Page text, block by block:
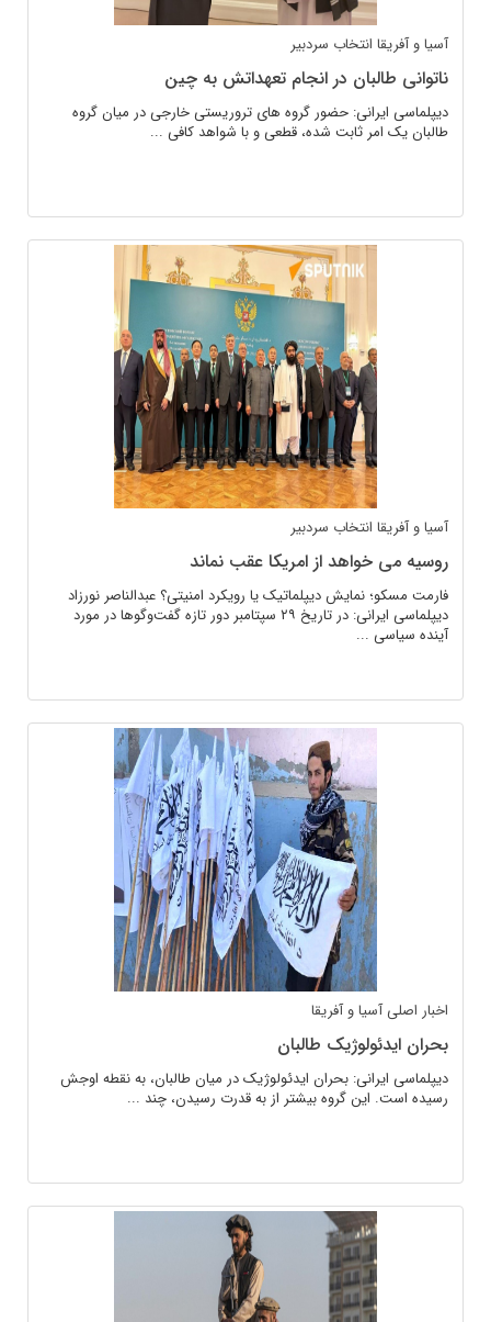
آسیا و آفریقا انتخاب سردبیر
ناتوانی طالبان در انجام تعهداتش به چین
دیپلماسی ایرانی: حضور گروه های تروریستی خارجی در میان گروه
طالبان یک امر ثابت شده، قطعی و با شواهد کافی ...
آسیا و آفریقا انتخاب سردبیر
روسیه می خواهد از امریکا عقب نماند
فارمت مسکو؛ نمایش دیپلماتیک یا رویکرد امنیتی؟ عبدالناصر نورزاد
دیپلماسی ایرانی: در تاریخ ۲۹ سپتامبر دور تازه گفت‌وگوها در مورد
آینده سیاسی ...
اخبار اصلیآسیا و آفریقا
بحران ایدئولوژیک طالبان
دیپلماسی ایرانی: بحران ایدئولوژیک در میان طالبان، به نقطه اوجش
رسیده است. این گروه بیشتر از به قدرت رسیدن، چند ...